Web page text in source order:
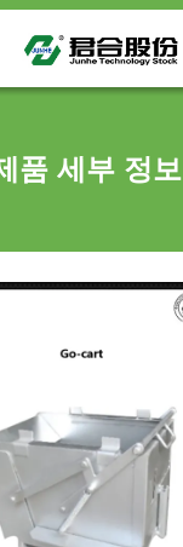
품 세부 정보